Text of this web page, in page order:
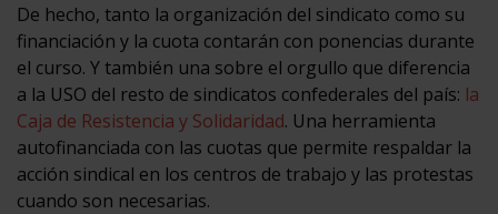
De hecho, tanto la organización del sindicato como su
financiación y la cuota contarán con ponencias durante
el curso. Y también una sobre el orgullo que diferencia
a la USO del resto de sindicatos confederales del país: la
Caja de Resistencia y Solidaridad. Una herramienta
autofinanciada con las cuotas que permite respaldar la
acción sindical en los centros de trabajo y las protestas
cuando son necesarias.